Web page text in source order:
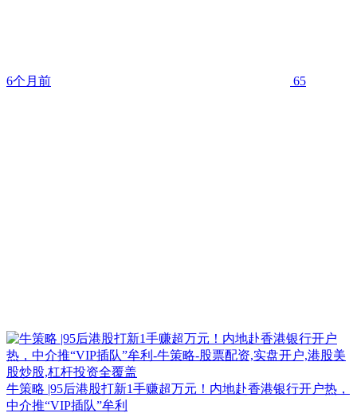
6个月前 65
牛策略 |95后港股打新1手赚超万元！内地赴香港银行开户热，
中介推“VIP插队”牟利